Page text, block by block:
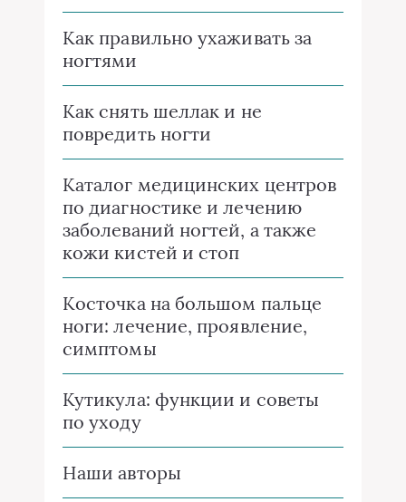
Как правильно ухаживать за
ногтями
Как снять шеллак и не
повредить ногти
Каталог медицинских центров
по диагностике и лечению
заболеваний ногтей, а также
кожи кистей и стоп
Косточка на большом пальце
ноги: лечение, проявление,
симптомы
Кутикула: функции и советы
по уходу
Наши авторы